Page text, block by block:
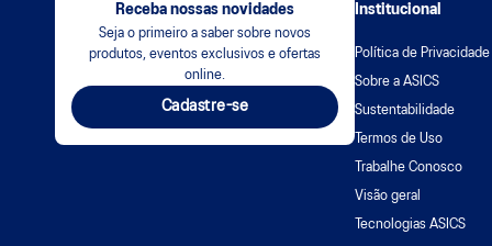
Receba nossas novidades
Seja o primeiro a saber sobre novos
produtos, eventos exclusivos e ofertas
online.
Cadastre-se
Institucional
Política de Privacidade
Sobre a ASICS
Sustentabilidade
Termos de Uso
Trabalhe Conosco
Visão geral
Tecnologias ASICS